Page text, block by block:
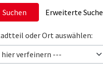
Suchen Erweiterte Suche
oder Ort auswählen: